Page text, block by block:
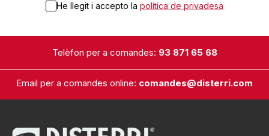
He llegit i accepto la política de privadesa
Telèfon per a comandes: 93 871 65 68
Email per a comandes online: comandes@disterri.com